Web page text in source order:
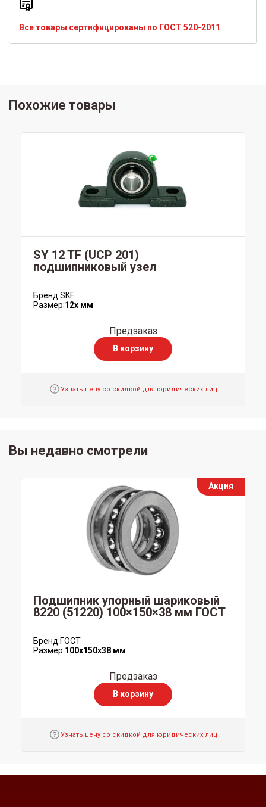
Все товары сертифицированы по ГОСТ 520-2011
Похожие товары
SY 12 TF (UCP 201)
подшипниковый узел
Бренд:SKF
Размер:12x мм
Предзаказ
В корзину
Узнать цену со скидкой для юридических лиц
Вы недавно смотрели
Акция
Подшипник упорный шариковый
8220 (51220) 100×150×38 мм ГОСТ
Бренд:ГОСТ
Размер:100x150x38 мм
Предзаказ
В корзину
Узнать цену со скидкой для юридических лиц